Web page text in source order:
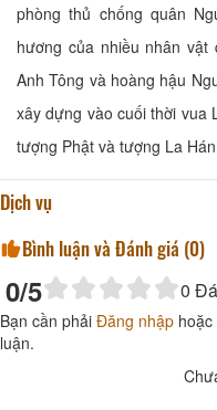
phòng thủ chống quân
hương của nhiều nhân
Anh Tông và hoàng hậu
xây dựng vào cuối thời vua
tượng Phật và tượng La
Dịch vụ
Bình luận và Đánh giá (0)
0/5 0
Bạn cần phải Đăng nhập hoặc
luận.